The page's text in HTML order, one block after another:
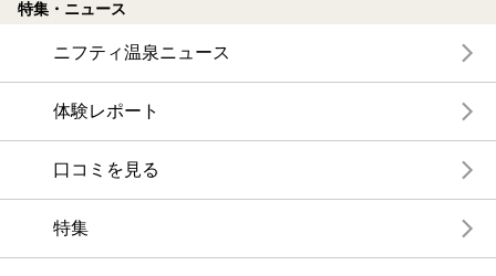
特集・ニュース
ニフティ温泉ニュース
体験レポート
口コミを見る
特集